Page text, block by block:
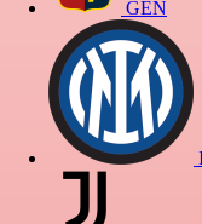
GEN